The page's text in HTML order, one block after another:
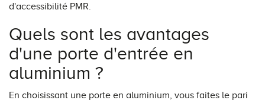
d'accessibilité PMR.
Quels sont les avantages
d'une porte d'entrée en
aluminium ?
En choisissant une porte en aluminium, vous faites le pari